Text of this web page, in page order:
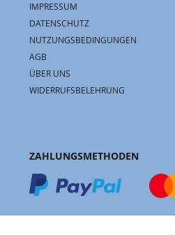
IMPRESSUM
DATENSCHUTZ
NUTZUNGSBEDINGUNGEN
AGB
ÜBER UNS
WIDERRUFSBELEHRUNG
ZAHLUNGSMETHODEN